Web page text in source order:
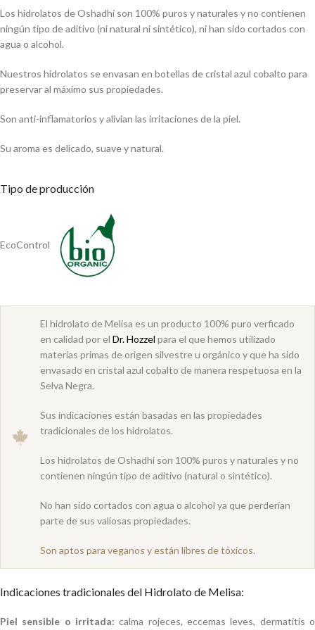
Los hidrolatos de Oshadhi son 100% puros y naturales y no contienen
ningún tipo de aditivo (ni natural ni sintético), ni han sido cortados con
agua o alcohol.
Nuestros hidrolatos se envasan en botellas de cristal azul cobalto para
preservar al máximo sus propiedades.
Son anti-inflamatorios y alivian las irritaciones de la piel.
Su aroma es delicado, suave y natural.
Tipo de producción
EcoControl
El hidrolato de Melisa es un producto 100% puro verficado
en calidad por el Dr. Hozzel para el que hemos utilizado
materias primas de origen silvestre u orgánico y que ha sido
envasado en cristal azul cobalto de manera respetuosa en la
Selva Negra.
Sus indicaciones están basadas en las propiedades
tradicionales de los hidrolatos.
Los hidrolatos de Oshadhi son 100% puros y naturales y no
contienen ningún tipo de aditivo (natural o sintético).
No han sido cortados con agua o alcohol ya que perderían
parte de sus valiosas propiedades.
Son aptos para veganos y están libres de tóxicos.
Indicaciones tradicionales del Hidrolato de Melisa:
Piel sensible o irritada: calma rojeces, eccemas leves, dermatitis o